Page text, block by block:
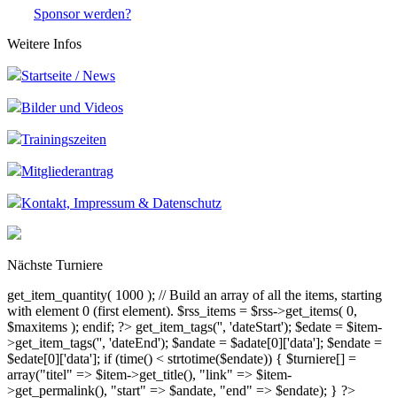
Sponsor werden?
Weitere Infos
Startseite / News
Bilder und Videos
Trainingszeiten
Mitgliederantrag
Kontakt, Impressum & Datenschutz
Nächste Turniere
get_item_quantity( 1000 ); // Build an array of all the items, starting
with element 0 (first element). $rss_items = $rss->get_items( 0,
$maxitems ); endif; ?> get_item_tags('', 'dateStart'); $edate = $item-
>get_item_tags('', 'dateEnd'); $andate = $adate[0]['data']; $endate =
$edate[0]['data']; if (time() < strtotime($endate)) { $turniere[] =
array("titel" => $item->get_title(), "link" => $item-
>get_permalink(), "start" => $andate, "end" => $endate); } ?>